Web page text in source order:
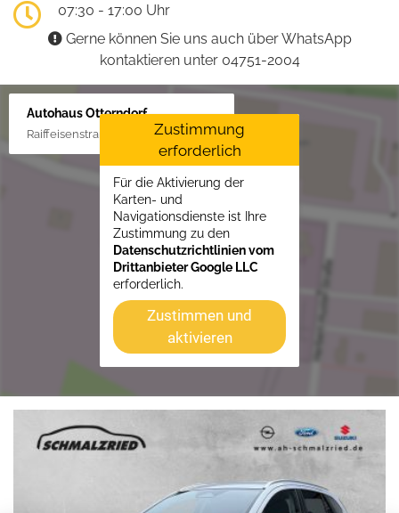
07:30 - 17:00 Uhr
Gerne können Sie uns auch über WhatsApp
kontaktieren unter 04751-2004
Autohaus Otterndorf
Raiffeisenstraße 1, 21762 Otterndorf
Zustimmung
erforderlich
Für die Aktivierung der
Karten- und
Navigationsdienste ist Ihre
Zustimmung zu den
Datenschutzrichtlinien vom
Drittanbieter Google LLC
erforderlich.
Zustimmen und
aktivieren